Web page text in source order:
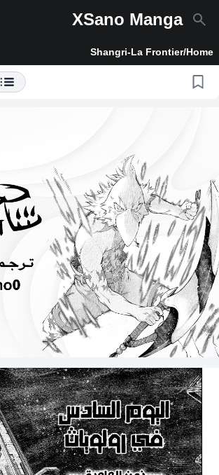
Open main menu
XSano Manga
Home
/
Shangri-La Frontier